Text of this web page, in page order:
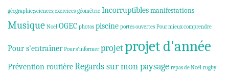
géographie;sciences;exercices géométrie Incorruptiblesmanifestations
Musique Noël OGEC photos piscine portes ouvertes Pour mieux comprendre
Pour s'entraîner Pour s'informer projetprojet d'année
Prévention routièreRegards sur mon paysage repas de Noël rugby